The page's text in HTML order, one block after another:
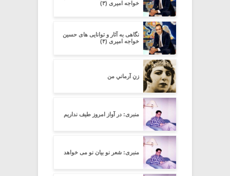
خواجه امیری (۳)
نگاهی به آثار و توانایی های حسین
خواجه امیری (۴)
زنِ آرمانیِ من
منبری: در آواز امروز طیف نداریم
منبری: شعر نو بیان نو می خواهد